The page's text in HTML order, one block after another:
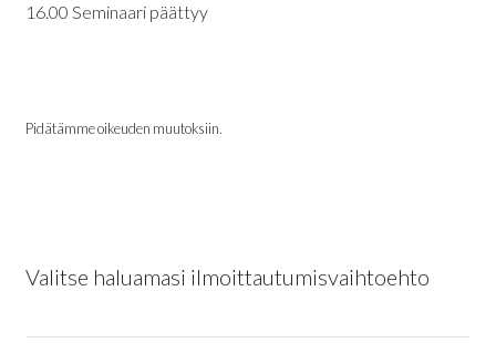
16.00 Seminaari päättyy
Pidätämme oikeuden muutoksiin.
Valitse haluamasi ilmoittautumisvaihtoehto